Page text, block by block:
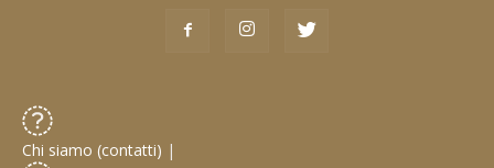
Chi siamo (contatti) |